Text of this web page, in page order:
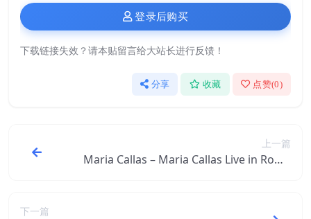
登录后购买
下载链接失效？请本贴留言给大站长进行反馈！
分享 收藏 点赞(0)
上一篇
Maria Callas – Maria Callas Live in Rome
下一篇